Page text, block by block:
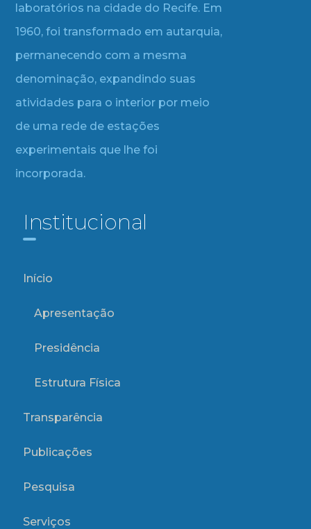
laboratórios na cidade do Recife. Em
1960, foi transformado em autarquia,
permanecendo com a mesma
denominação, expandindo suas
atividades para o interior por meio
de uma rede de estações
experimentais que lhe foi
incorporada.
Institucional
Início
Apresentação
Presidência
Estrutura Física
Transparência
Publicações
Pesquisa
Serviços